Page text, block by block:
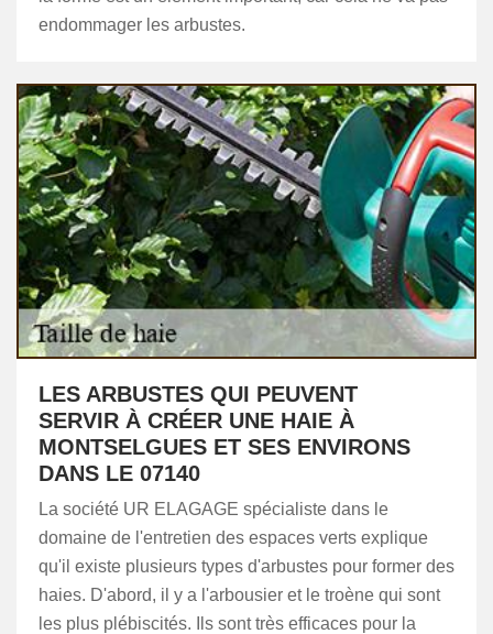
endommager les arbustes.
LES ARBUSTES QUI PEUVENT
SERVIR À CRÉER UNE HAIE À
MONTSELGUES ET SES ENVIRONS
DANS LE 07140
La société UR ELAGAGE spécialiste dans le
domaine de l'entretien des espaces verts explique
qu'il existe plusieurs types d'arbustes pour former des
haies. D'abord, il y a l'arbousier et le troène qui sont
les plus plébiscités. Ils sont très efficaces pour la